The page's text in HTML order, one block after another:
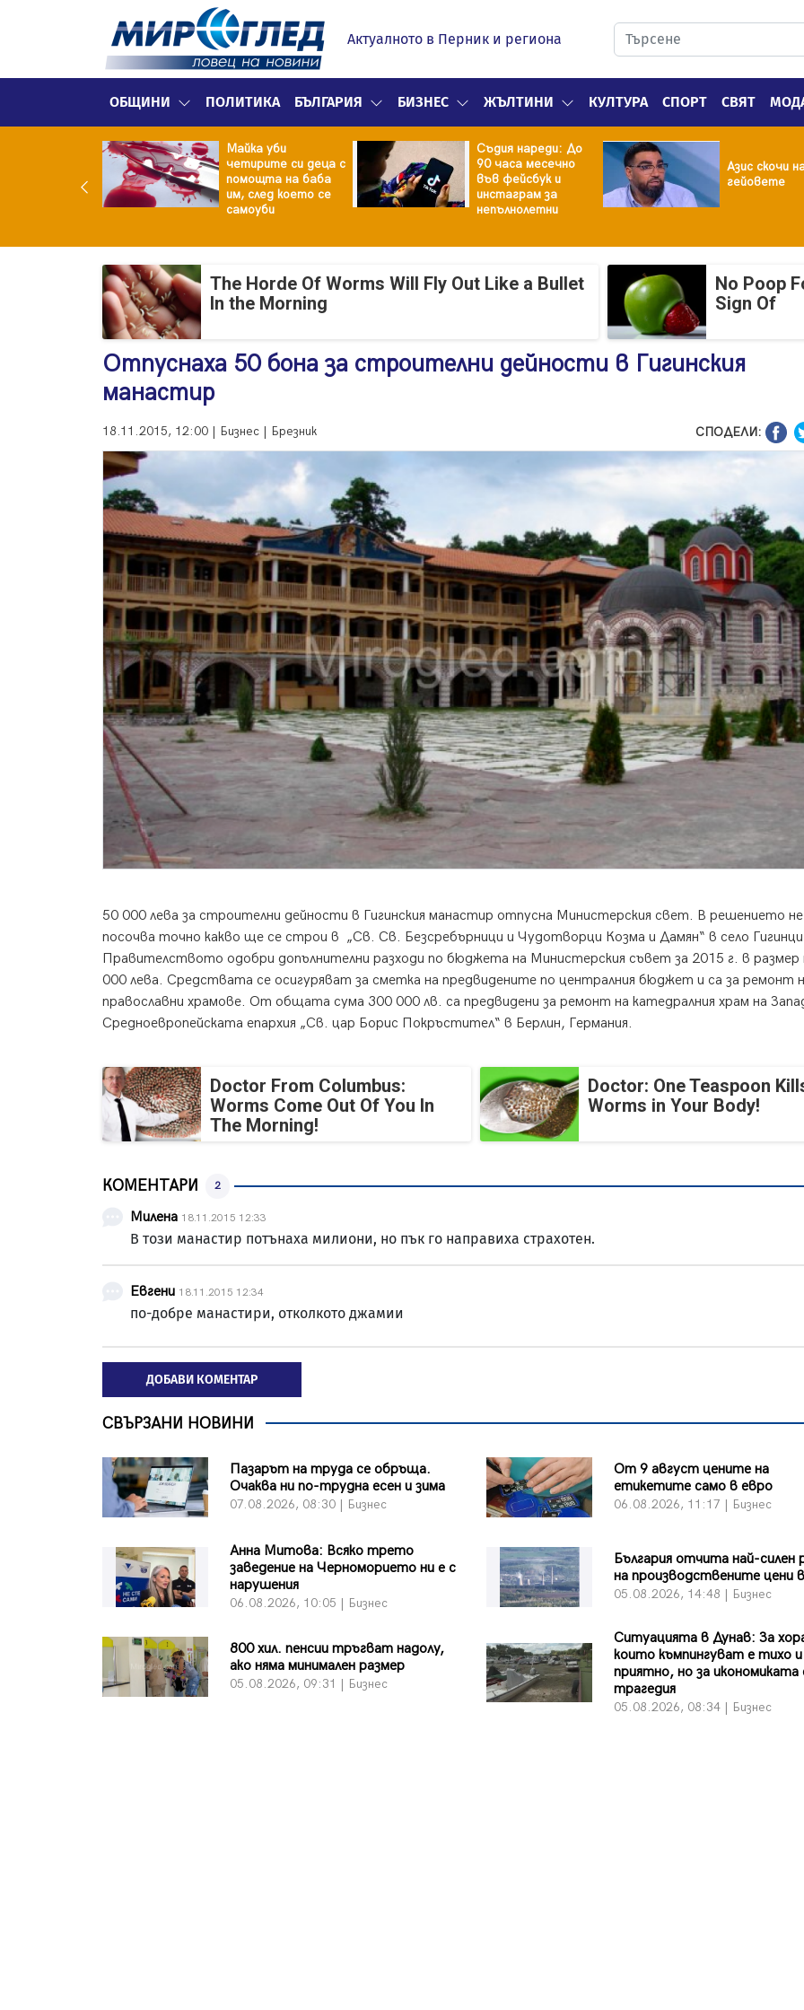
Актуалното в Перник и региона
ОБЩИНИ ПОЛИТИКА БЪЛГАРИЯ БИЗНЕС ЖЪЛТИНИ КУЛТУРА СПОРТ СВЯТ
и полово
Майка уби
четирите си деца с
помощта на баба
им, след което се
самоуби
Съдия нареди: До
90 часа месечно
във фейсбук и
инстаграм за
непълнолетни
Азис скочи
гейовете
The Horde Of Worms Will Fly Out Like a Bullet
In the Morning
No Poop
Sign Of
Отпуснаха 50 бона за строителни дейности в Гигинския
манастир
18.11.2015, 12:00 | Бизнес | Брезник СПОДЕЛИ:
50 000 лева за строителни дейности в Гигинския манастир отпусна Министерския свет. В решението
посочва точно какво ще се строи в „Св. Св. Безсребърници и Чудотворци Козма и Дамян“ в село
Правителството одобри допълнителни разходи по бюджета на Министерския съвет за 2015 г. в размер
000 лева. Средствата се осигуряват за сметка на предвидените по централния бюджет и са за ремонт
православни храмове. От общата сума 300 000 лв. са предвидени за ремонт на катедралния храм на
Средноевропейската епархия „Св. цар Борис Покръстител“ в Берлин, Германия.
Doctor From Columbus:
Worms Come Out Of You In
The Morning!
Doctor: One Teaspoon
Worms in Your Body!
КОМЕНТАРИ 2
Милена 18.11.2015 12:33
В този манастир потънаха милиони, но пък го направиха страхотен.
Евгени 18.11.2015 12:34
по-добре манастири, отколкото джамии
ДОБАВИ КОМЕНТАР
СВЪРЗАНИ НОВИНИ
Пазарът на труда се обръща.
Очаква ни по-трудна есен и зима
07.08.2026, 08:30 | Бизнес
От 9 август цените на
етикетите само в евро
06.08.2026, 11:17 | Бизнес
Анна Митова: Всяко трето
заведение на Черноморието ни е с
нарушения
06.08.2026, 10:05 | Бизнес
България отчита най-силен
на производствените цени
05.08.2026, 14:48 | Бизнес
800 хил. пенсии тръгват надолу,
ако няма минимален размер
05.08.2026, 09:31 | Бизнес
Ситуацията в Дунав: За
които къмпингуват е тихо и
приятно, но за икономиката
трагедия
05.08.2026, 08:34 | Бизнес